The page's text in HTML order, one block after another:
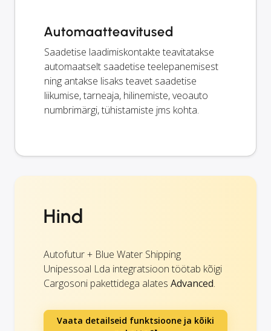
Automaatteavitused
Saadetise laadimiskontakte teavitatakse
automaatselt saadetise teelepanemisest
ning antakse lisaks teavet saadetise
liikumise, tarneaja, hilinemiste, veoauto
numbrimärgi, tühistamiste jms kohta.
Hind
Autofutur + Blue Water Shipping
Unipessoal Lda integratsioon töötab kõigi
Cargosoni pakettidega alates Advanced.
Vaata detailseid funktsioone ja kõiki